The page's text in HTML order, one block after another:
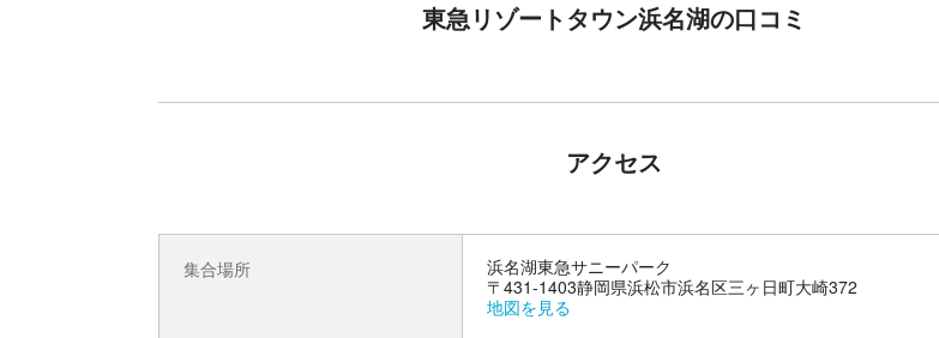
東急リゾートタウン浜名湖の口コミ
アクセス
集合場所
浜名湖東急サニーパーク
〒431-1403静岡県浜松市浜名区三ヶ日町大崎372
地図を見る